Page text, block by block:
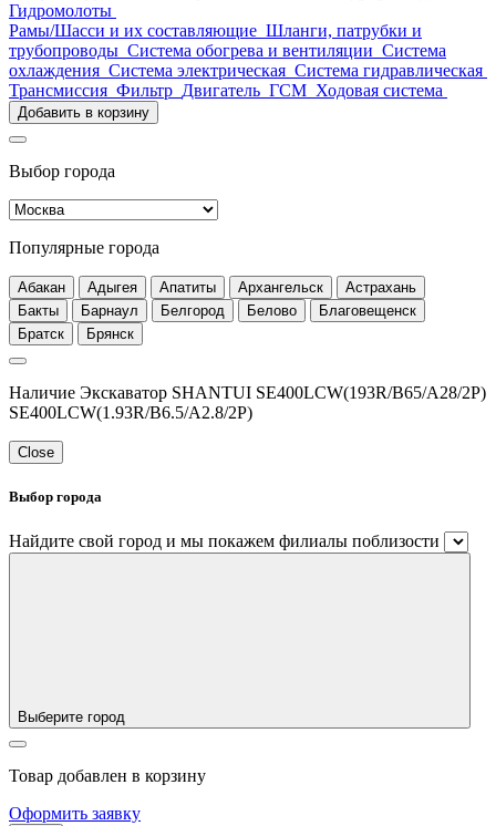
Гидромолоты
Рамы/Шасси и их составляющие Шланги, патрубки и
трубопроводы Система обогрева и вентиляции Система
охлаждения Система электрическая Система гидравлическая
Трансмиссия Фильтр Двигатель ГСМ Ходовая система
Добавить в корзину
Выбор города
Популярные города
Абакан Адыгея Апатиты Архангельск
Астрахань
Бакты
Барнаул Белгород Белово
Благовещенск
Братск
Брянск
Наличие Экскаватор SHANTUI SE400LCW(193R/B65/A28/2P)
SE400LCW(1.93R/B6.5/A2.8/2P)
Close
Выбор города
Найдите свой город и мы покажем филиалы поблизости
Выберите город
Товар добавлен в корзину
Оформить заявку